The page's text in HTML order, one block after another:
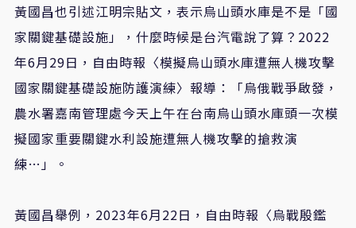
黃國昌也引述江明宗貼文，表示烏山頭水庫是不是「國
家關鍵基礎設施」，什麼時候是台汽電說了算？2022
年6月29日，自由時報〈模擬烏山頭水庫遭無人機攻擊
國家關鍵基礎設施防護演練〉報導：「烏俄戰爭啟發，
農水署嘉南管理處今天上午在台南烏山頭水庫頭一次模
擬國家重要關鍵水利設施遭無人機攻擊的搶救演
練…」。
黃國昌舉例，2023年6月22日，自由時報〈烏戰殷鑑